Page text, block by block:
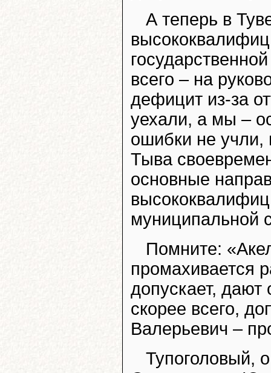
А теперь в
всего – на
дефицит из-за
уехали, а мы –
ошибки не учли,
Тыва
основные
муниципальной
Помните:
промахивается
допускает,
скорее всего,
Валерьевич –
Тупоголовый,